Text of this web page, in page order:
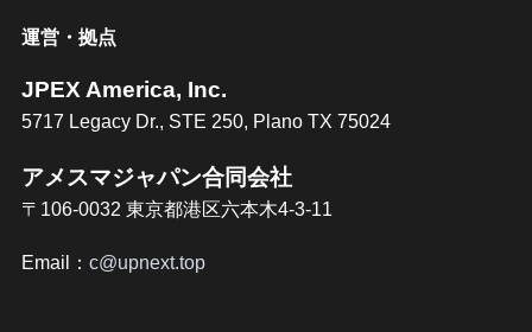
運営・拠点
JPEX America, Inc.
5717 Legacy Dr., STE 250, Plano TX 75024
アメスマジャパン合同会社
〒106-0032 東京都港区六本木4-3-11
Email： c@upnext.top